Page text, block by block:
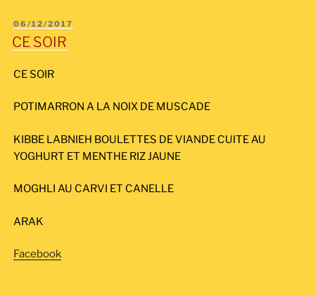
PUBLIÉ
LE
06/12/2017
CE SOIR
CE SOIR
POTIMARRON A LA NOIX DE MUSCADE
KIBBE LABNIEH BOULETTES DE VIANDE CUITE AU
YOGHURT ET MENTHE RIZ JAUNE
MOGHLI AU CARVI ET CANELLE
ARAK
Facebook